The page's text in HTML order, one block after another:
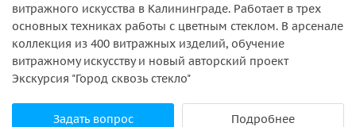
витражного искусства в Калининграде. Работает в трех
основных техниках работы с цветным стеклом. В арсенале
коллекция из 400 витражных изделий, обучение
витражному искусству и новый авторский проект
Экскурсия "Город сквозь стекло"
Задать вопрос Подробнее